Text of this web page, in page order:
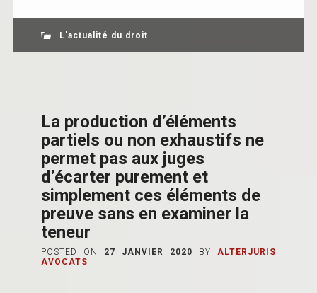
L'actualité du droit
La production d’éléments
partiels ou non exhaustifs ne
permet pas aux juges
d’écarter purement et
simplement ces éléments de
preuve sans en examiner la
teneur
POSTED ON 27 JANVIER 2020 BY
ALTERJURIS
AVOCATS